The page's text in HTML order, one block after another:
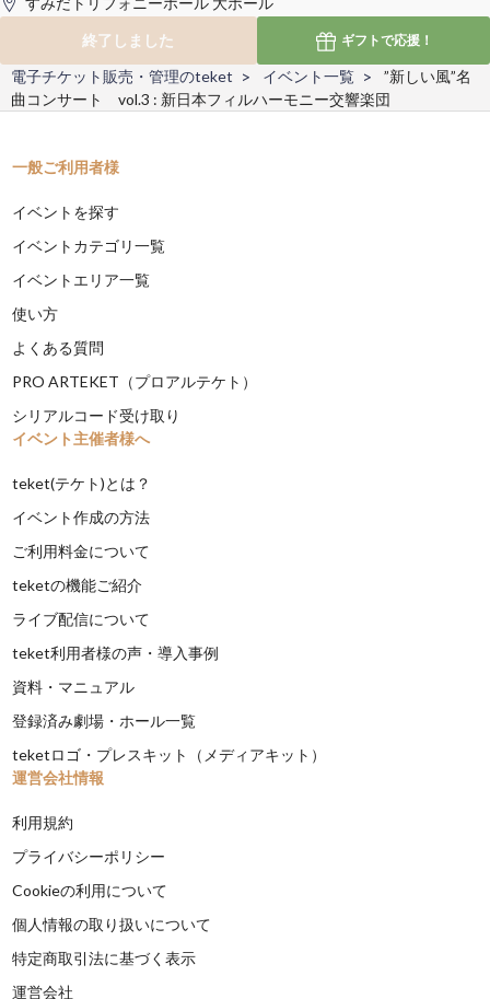
終了しました
ギフトで応援！
電子チケット販売・管理のteket イベント一覧
”新しい風”名
曲コンサート vol.3 : 新日本フィルハーモニー交響楽団
一般ご利用者様
イベントを探す
イベントカテゴリ一覧
イベントエリア一覧
使い方
よくある質問
PRO ARTEKET（プロアルテケト）
シリアルコード受け取り
イベント主催者様へ
teket(テケト)とは？
イベント作成の方法
ご利用料金について
teketの機能ご紹介
ライブ配信について
teket利用者様の声・導入事例
資料・マニュアル
登録済み劇場・ホール一覧
teketロゴ・プレスキット（メディアキット）
運営会社情報
利用規約
プライバシーポリシー
Cookieの利用について
個人情報の取り扱いについて
特定商取引法に基づく表示
運営会社